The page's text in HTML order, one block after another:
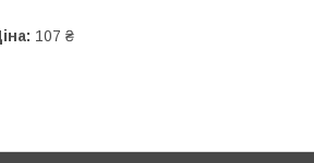
107 ₴